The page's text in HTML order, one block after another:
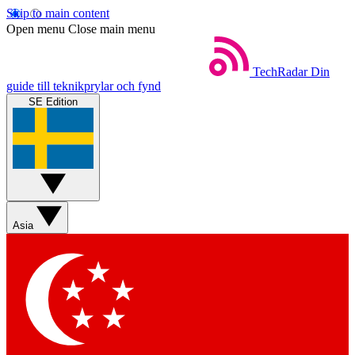
Skip to main content
Open menu Close main menu
TechRadar Din
guide till teknikprylar och fynd
SE Edition
Asia